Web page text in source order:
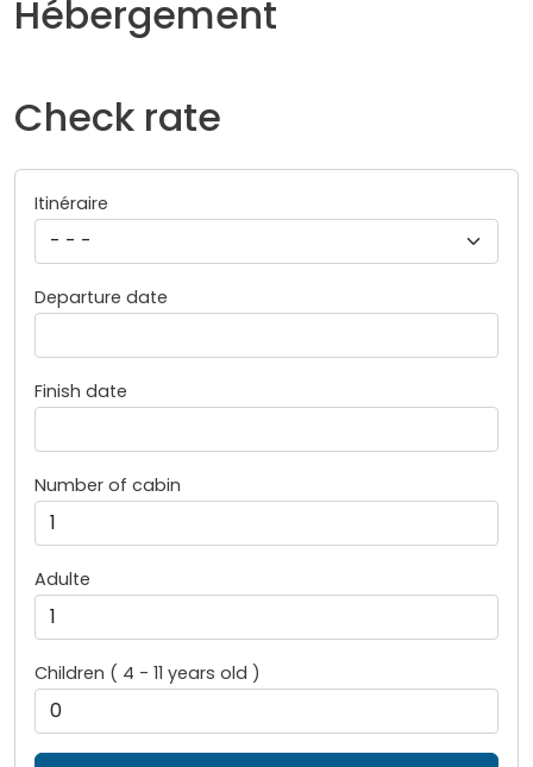
Hébergement
Check rate
Itinéraire
Departure date
Finish date
Number of cabin
Adulte
Children ( 4 - 11 years old )